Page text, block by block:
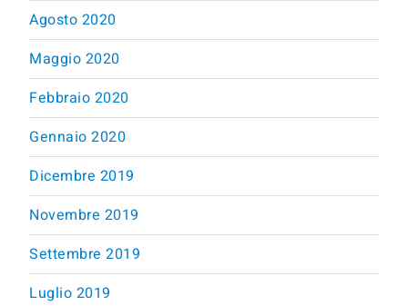
Agosto 2020
Maggio 2020
Febbraio 2020
Gennaio 2020
Dicembre 2019
Novembre 2019
Settembre 2019
Luglio 2019